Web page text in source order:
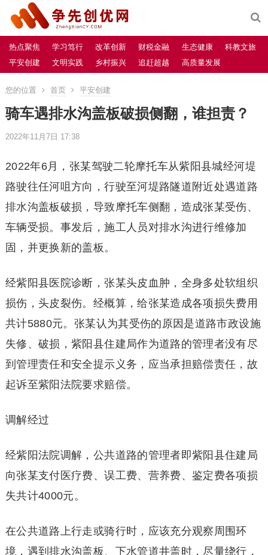
热点聚焦 学习笃行 改革创新 财税金融 生态健康
科教文旅
平安创建
文明实践 乡村振兴 追赶超越 高质量发展
您的位置 首页 平安创建
骑车遇排水沟盖板破损侧翻，谁担责？
2022年11月7日 17:38
2022年6月，张某驾驶二轮摩托车从紫阳县城经河堤
路驶往任河咀方向，行驶至河堤路隧道附近处遇道路
排水沟盖板破损，导致摩托车侧翻，造成张某受伤、
车辆受损。事发后，施工人员对排水沟进行维修加
固，并更换新的盖板。
经紫阳县医院诊断，张某头皮血肿，全身多处软组织
损伤，头皮裂伤。经概算，给张某造成各项损失费用
共计5880元。张某认为其受伤的原因是道路市政设施
失修、破损，紫阳县住建局作为道路的管理者没有尽
到管理责任和安全提示义务，应当承担赔偿责任，故
起诉至紫阳法院要求赔偿。
调解经过
经紫阳法院调解，公共道路的管理者即紫阳县住建局
向张某支付医疗费、误工费、营养费、鉴定费各项损
失共计4000元。
在公共道路上行走或骑行时，应该充分观察周围环
境，遇到排水沟盖板、下水管道井盖时，尽量绕行，